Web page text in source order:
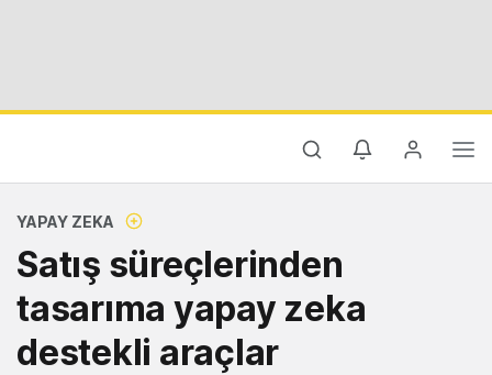
YAPAY ZEKA
Satış süreçlerinden
tasarıma yapay zeka
destekli araçlar